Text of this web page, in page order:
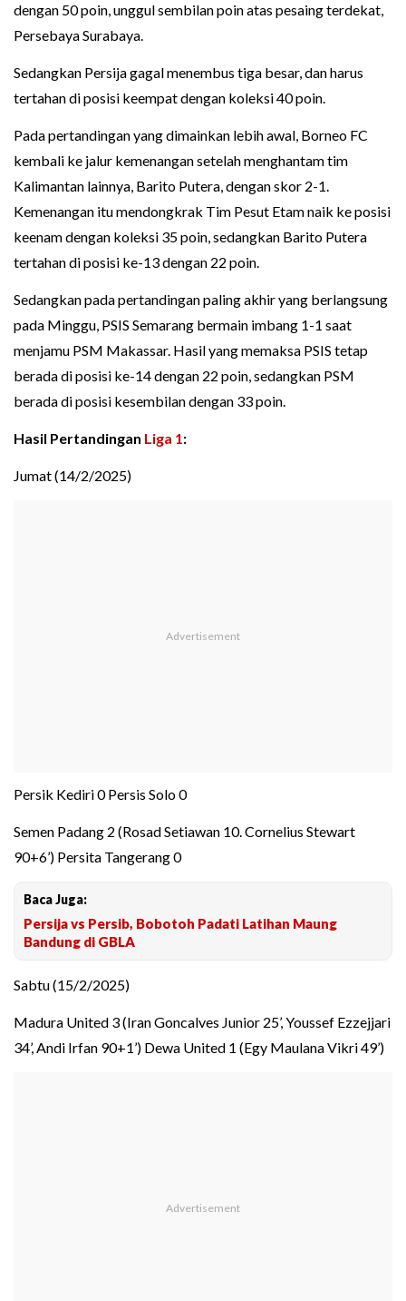
dengan 50 poin, unggul sembilan poin atas pesaing terdekat,
Persebaya Surabaya.
Sedangkan Persija gagal menembus tiga besar, dan harus
tertahan di posisi keempat dengan koleksi 40 poin.
Pada pertandingan yang dimainkan lebih awal, Borneo FC
kembali ke jalur kemenangan setelah menghantam tim
Kalimantan lainnya, Barito Putera, dengan skor 2-1.
Kemenangan itu mendongkrak Tim Pesut Etam naik ke posisi
keenam dengan koleksi 35 poin, sedangkan Barito Putera
tertahan di posisi ke-13 dengan 22 poin.
Sedangkan pada pertandingan paling akhir yang berlangsung
pada Minggu, PSIS Semarang bermain imbang 1-1 saat
menjamu PSM Makassar. Hasil yang memaksa PSIS tetap
berada di posisi ke-14 dengan 22 poin, sedangkan PSM
berada di posisi kesembilan dengan 33 poin.
Hasil Pertandingan Liga 1:
Jumat (14/2/2025)
Persik Kediri 0 Persis Solo 0
Semen Padang 2 (Rosad Setiawan 10. Cornelius Stewart
90+6’) Persita Tangerang 0
Baca Juga:
Persija vs Persib, Bobotoh Padati Latihan Maung
Bandung di GBLA
Sabtu (15/2/2025)
Madura United 3 (Iran Goncalves Junior 25’, Youssef Ezzejjari
34’, Andi Irfan 90+1’) Dewa United 1 (Egy Maulana Vikri 49’)